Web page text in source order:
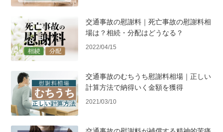
交通事故の慰謝料｜死亡事故の慰謝料相
場は？相続・分配はどうなる？
2022/04/15
交通事故のむちうち慰謝料相場｜正しい
計算方法で納得いく金額を獲得
2021/03/10